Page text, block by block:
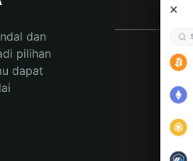
dan
pilihan
dapat